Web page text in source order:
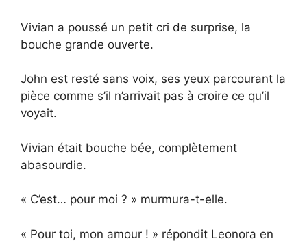
Vivian a poussé un petit cri de surprise, la
bouche grande ouverte.
John est resté sans voix, ses yeux parcourant la
pièce comme s’il n’arrivait pas à croire ce qu’il
voyait.
Vivian était bouche bée, complètement
abasourdie.
« C’est… pour moi ? » murmura-t-elle.
« Pour toi, mon amour ! » répondit Leonora en